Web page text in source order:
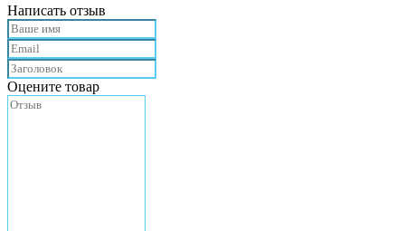
Написать отзыв
Оцените товар